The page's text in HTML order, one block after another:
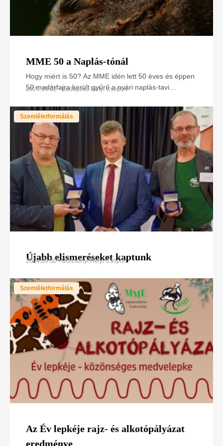
MME 50 a Naplás-tónál
Hogy miért is 50? Az MME idén lett 50 éves és éppen
50 madárfajra került gyűrű a nyári naplás-tavi
2024.10.02 • Budapesti Helyi Csoport
Szemléletformálás
Újabb elismeréseket kaptunk
2024.09.30 • Börzsönyi Helyi Csoport
Szemléletformálás
Az Év lepkéje rajz- és alkotópályázat
eredménye